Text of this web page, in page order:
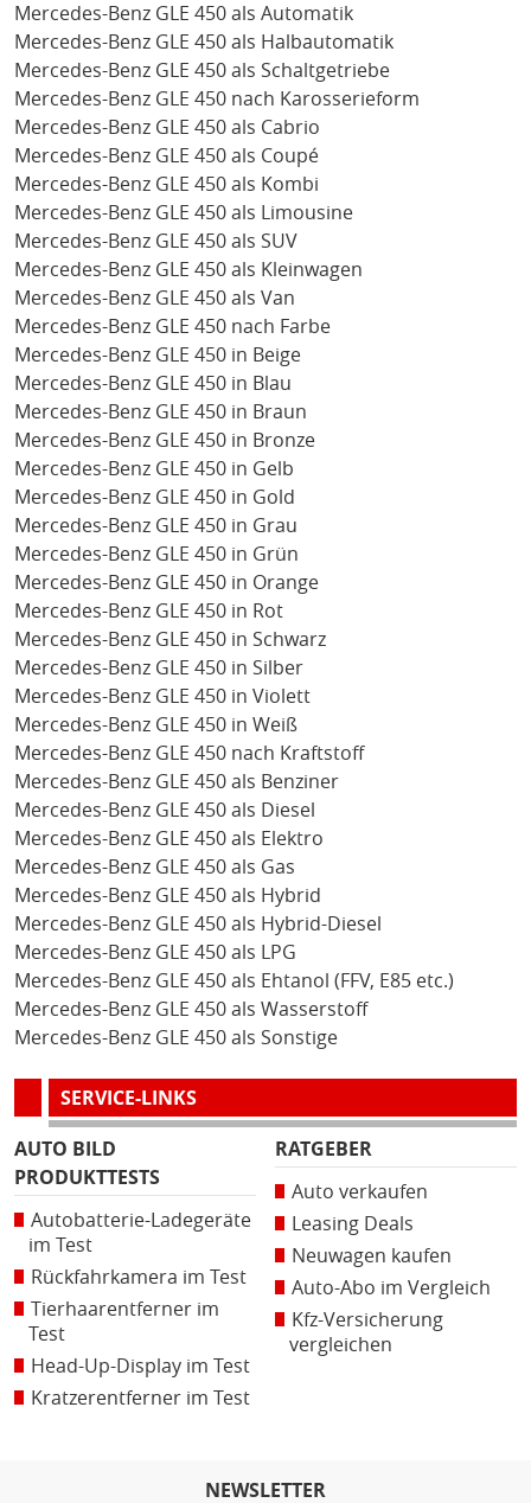
Mercedes-Benz GLE 450 als Automatik
Mercedes-Benz GLE 450 als Halbautomatik
Mercedes-Benz GLE 450 als Schaltgetriebe
Mercedes-Benz GLE 450 nach Karosserieform
Mercedes-Benz GLE 450 als Cabrio
Mercedes-Benz GLE 450 als Coupé
Mercedes-Benz GLE 450 als Kombi
Mercedes-Benz GLE 450 als Limousine
Mercedes-Benz GLE 450 als SUV
Mercedes-Benz GLE 450 als Kleinwagen
Mercedes-Benz GLE 450 als Van
Mercedes-Benz GLE 450 nach Farbe
Mercedes-Benz GLE 450 in Beige
Mercedes-Benz GLE 450 in Blau
Mercedes-Benz GLE 450 in Braun
Mercedes-Benz GLE 450 in Bronze
Mercedes-Benz GLE 450 in Gelb
Mercedes-Benz GLE 450 in Gold
Mercedes-Benz GLE 450 in Grau
Mercedes-Benz GLE 450 in Grün
Mercedes-Benz GLE 450 in Orange
Mercedes-Benz GLE 450 in Rot
Mercedes-Benz GLE 450 in Schwarz
Mercedes-Benz GLE 450 in Silber
Mercedes-Benz GLE 450 in Violett
Mercedes-Benz GLE 450 in Weiß
Mercedes-Benz GLE 450 nach Kraftstoff
Mercedes-Benz GLE 450 als Benziner
Mercedes-Benz GLE 450 als Diesel
Mercedes-Benz GLE 450 als Elektro
Mercedes-Benz GLE 450 als Gas
Mercedes-Benz GLE 450 als Hybrid
Mercedes-Benz GLE 450 als Hybrid-Diesel
Mercedes-Benz GLE 450 als LPG
Mercedes-Benz GLE 450 als Ehtanol (FFV, E85 etc.)
Mercedes-Benz GLE 450 als Wasserstoff
Mercedes-Benz GLE 450 als Sonstige
SERVICE-LINKS
AUTO BILD
PRODUKTTESTS
Autobatterie-Ladegeräte
im Test
Rückfahrkamera im Test
Tierhaarentferner im
Test
Head-Up-Display im Test
Kratzerentferner im Test
RATGEBER
Auto verkaufen
Leasing Deals
Neuwagen kaufen
Auto-Abo im Vergleich
Kfz-Versicherung
vergleichen
NEWSLETTER